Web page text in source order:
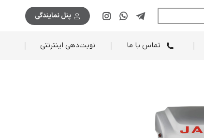
پنل نمایندگی
تماس با ما نوبت‌دهی اینترنتی
تماس با ما نوبت‌دهی اینترنتی